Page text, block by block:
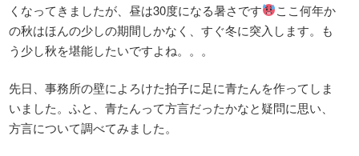
くなってきましたが、昼は30度になる暑さです
ここ何年か
の秋はほんの少しの期間しかなく、すぐ冬に突入します。も
う少し秋を堪能したいですよね。。。
先日、事務所の壁によろけた拍子に足に青たんを作ってしま
いました。ふと、青たんって方言だったかなと疑問に思い、
方言について調べてみました。